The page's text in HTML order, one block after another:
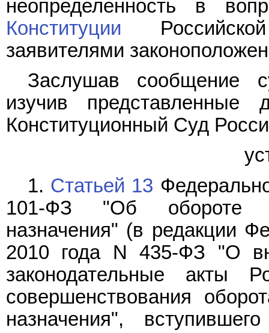
неопределенность в
Конституции
заявителями
Заслушав сообщение
изучив
Конституционный Суд
1. Статьей 13
101-ФЗ "Об обороте
назначения" (в редакции
2010 года N 435-ФЗ "О
законодательные акты
совершенствования
назначения",